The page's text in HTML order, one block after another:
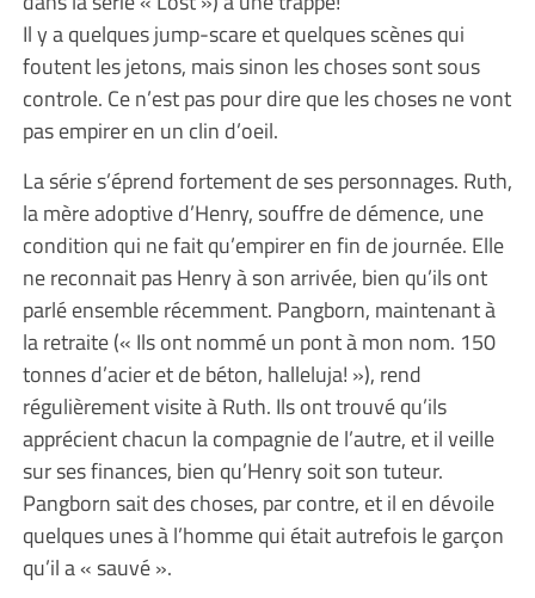
Il y a quelques jump-scare et quelques scènes qui
foutent les jetons, mais sinon les choses sont sous
controle. Ce n’est pas pour dire que les choses ne vont
pas empirer en un clin d’oeil.
La série s’éprend fortement de ses personnages. Ruth,
la mère adoptive d’Henry, souffre de démence, une
condition qui ne fait qu’empirer en fin de journée. Elle
ne reconnait pas Henry à son arrivée, bien qu’ils ont
parlé ensemble récemment. Pangborn, maintenant à
la retraite (« Ils ont nommé un pont à mon nom. 150
tonnes d’acier et de béton, halleluja! »), rend
régulièrement visite à Ruth. Ils ont trouvé qu’ils
apprécient chacun la compagnie de l’autre, et il veille
sur ses finances, bien qu’Henry soit son tuteur.
Pangborn sait des choses, par contre, et il en dévoile
quelques unes à l’homme qui était autrefois le garçon
qu’il a « sauvé ».